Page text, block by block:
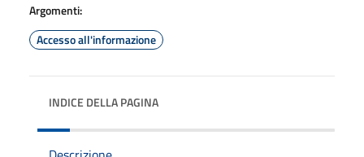
Argomenti:
Accesso all'informazione
INDICE DELLA PAGINA